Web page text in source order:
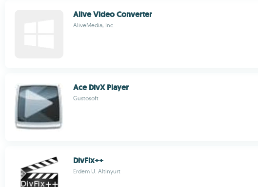
Alive Video Converter
AliveMedia, Inc.
Ace DivX Player
Gustosoft
DivFix++
Erdem U. Altinyurt